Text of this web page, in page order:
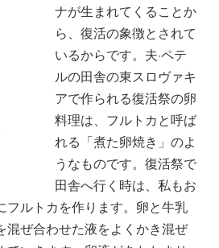
ナが生まれてくることか
ら、復活の象徴とされて
いるからです。夫·ペテ
ルの田舎の東スロヴァキ
アで作られる復活祭の卵
料理は、フルトカと呼ば
れる「煮た卵焼き」のよ
うなものです。復活祭で
田舎へ行く時は、私もお
フルトカを作ります。卵と牛乳
混ぜ合わせた液をよくかき混ぜ